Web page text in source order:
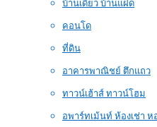
บ้านเดี่ยว บ้านแฝด
คอนโด
ที่ดิน
อาคารพาณิชย์ ตึกแถว
ทาวน์เฮ้าส์ ทาวน์โฮม
อพาร์ทเม้นท์ ห้องเช่า ห